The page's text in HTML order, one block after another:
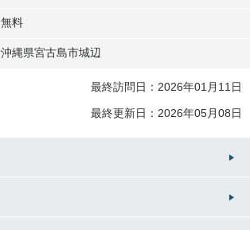
無料
沖縄県宮古島市城辺
最終訪問日：2026年01月11日
最終更新日：2026年05月08日